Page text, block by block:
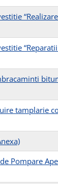
tamplarie
Pompare